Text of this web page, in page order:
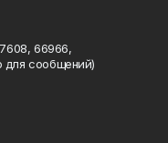
66966,
для сообщений)